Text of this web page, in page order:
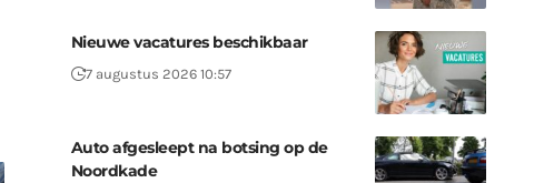
Nieuwe vacatures beschikbaar
7 augustus 2026 10:57
Auto afgesleept na botsing op de
Noordkade